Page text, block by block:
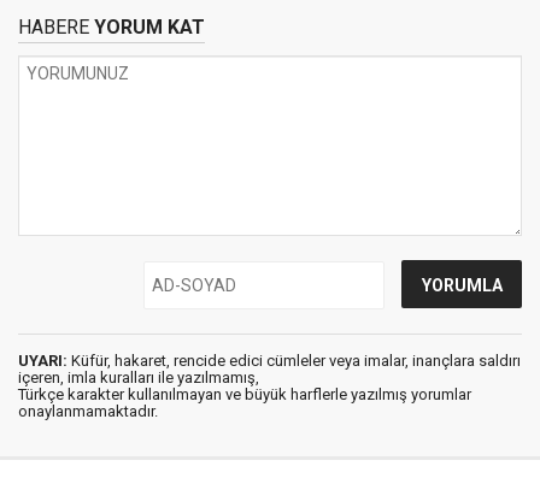
HABERE YORUM KAT
UYARI: Küfür, hakaret, rencide edici cümleler veya imalar, inançlara saldırı
içeren, imla kuralları ile yazılmamış,
Türkçe karakter kullanılmayan ve büyük harflerle yazılmış yorumlar
onaylanmamaktadır.